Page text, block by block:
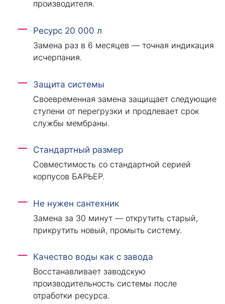
производителя.
Ресурс 20 000 л
Замена раз в 6 месяцев — точная индикация
исчерпания.
Защита системы
Своевременная замена защищает следующие
ступени от перегрузки и продлевает срок
службы мембраны.
Стандартный размер
Совместимость со стандартной серией
корпусов БАРЬЕР.
Не нужен сантехник
Замена за 30 минут — открутить старый,
прикрутить новый, промыть систему.
Качество воды как с завода
Восстанавливает заводскую
производительность системы после
отработки ресурса.